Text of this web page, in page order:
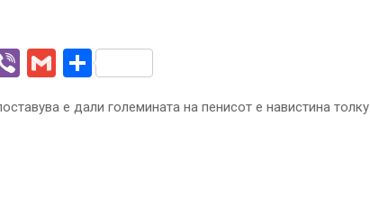
ViberGmailShare
е дали големината на пенисот е навистина толку